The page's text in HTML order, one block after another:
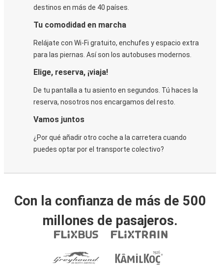
destinos en más de 40 países.
Tu comodidad en marcha
Relájate con Wi-Fi gratuito, enchufes y espacio extra
para las piernas. Así son los autobuses modernos.
Elige, reserva, ¡viaja!
De tu pantalla a tu asiento en segundos. Tú haces la
reserva, nosotros nos encargamos del resto.
Vamos juntos
¿Por qué añadir otro coche a la carretera cuando
puedes optar por el transporte colectivo?
Con la confianza de más de 500
millones de pasajeros.